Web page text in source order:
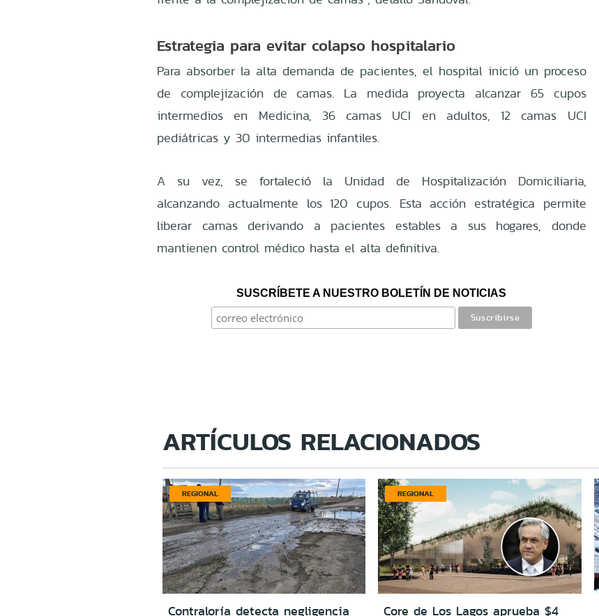
Estrategia para evitar colapso hospitalario
Para absorber la alta demanda de pacientes, el hospital inició un proceso
de complejización de camas. La medida proyecta alcanzar 65 cupos
intermedios en Medicina, 36 camas UCI en adultos, 12 camas UCI
pediátricas y 30 intermedias infantiles.
A su vez, se fortaleció la Unidad de Hospitalización Domiciliaria,
alcanzando actualmente los 120 cupos. Esta acción estratégica permite
liberar camas derivando a pacientes estables a sus hogares, donde
mantienen control médico hasta el alta definitiva.
SUSCRÍBETE A NUESTRO BOLETÍN DE NOTICIAS
ARTÍCULOS RELACIONADOS
REGIONAL
Contraloría detecta negligencia
REGIONAL
Core de Los Lagos aprueba $4